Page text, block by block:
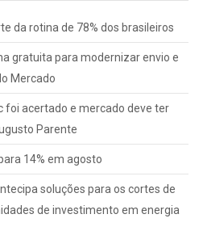
da rotina de 78% dos brasileiros
gratuita para modernizar envio e
Mercado
foi acertado e mercado deve ter
Parente
14% em agosto
soluções para os cortes de
de investimento em energia